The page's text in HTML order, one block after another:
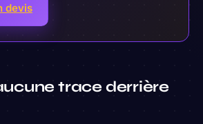
devis
trace derrière